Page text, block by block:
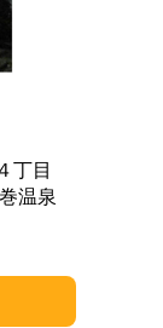
丁目
温泉